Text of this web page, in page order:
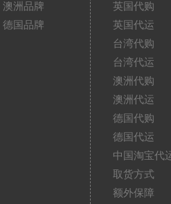
澳洲品牌
德国品牌
英国代购
英国代运
台湾代购
台湾代运
澳洲代购
澳洲代运
德国代购
德国代运
中国淘宝代
取货方式
额外保障